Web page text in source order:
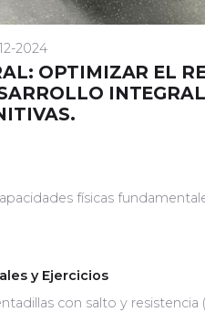
2024
OPTIMIZAR EL
físicas
y Ejercicios
con salto y resistencia